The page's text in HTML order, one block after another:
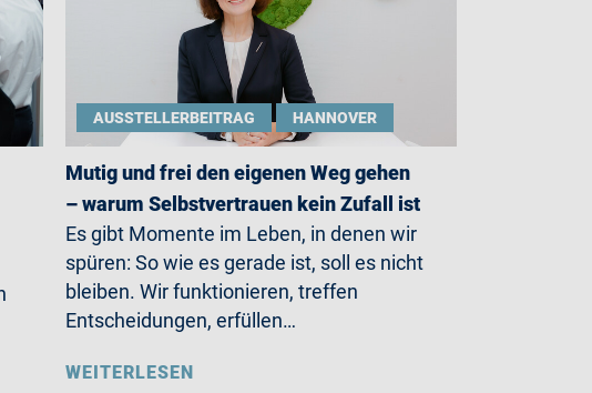
AUSSTELLERBEITRAG HANNOVER
Mutig und frei den eigenen Weg gehen
– warum Selbstvertrauen kein Zufall ist
Es gibt Momente im Leben, in denen wir
spüren: So wie es gerade ist, soll es nicht
bleiben. Wir funktionieren, treffen
Entscheidungen, erfüllen…
WEITERLESEN